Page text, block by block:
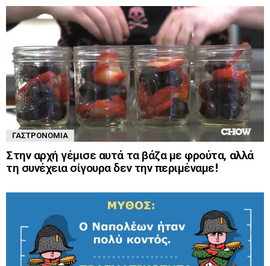
ΓΑΣΤΡΟΝΟΜΊΑ
Στην αρχή γέμισε αυτά τα βάζα με φρούτα, αλλά
τη συνέχεια σίγουρα δεν την περιμέναμε!